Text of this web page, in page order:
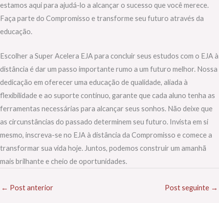
estamos aqui para ajudá-lo a alcançar o sucesso que você merece.
Faça parte do Compromisso e transforme seu futuro através da
educação.
Escolher a Super Acelera EJA para concluir seus estudos com o EJA à
distância é dar um passo importante rumo a um futuro melhor. Nossa
dedicação em oferecer uma educação de qualidade, aliada à
flexibilidade e ao suporte contínuo, garante que cada aluno tenha as
ferramentas necessárias para alcançar seus sonhos. Não deixe que
as circunstâncias do passado determinem seu futuro. Invista em si
mesmo, inscreva-se no EJA à distância da Compromisso e comece a
transformar sua vida hoje. Juntos, podemos construir um amanhã
mais brilhante e cheio de oportunidades.
← Post anterior Post seguinte →